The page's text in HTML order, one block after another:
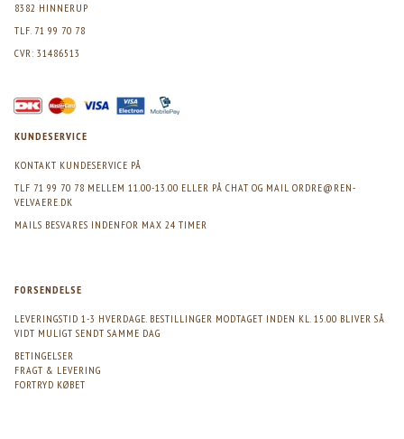
8382 HINNERUP
TLF. 71 99 70 78
CVR: 31486513
KUNDESERVICE
KONTAKT KUNDESERVICE PÅ
TLF 71 99 70 78 MELLEM 11.00-13.00 ELLER PÅ CHAT OG MAIL ORDRE@REN-
VELVAERE.DK
MAILS BESVARES INDENFOR MAX 24 TIMER
FORSENDELSE
LEVERINGSTID 1-3 HVERDAGE. BESTILLINGER MODTAGET INDEN KL. 15.00 BLIVER SÅ
VIDT MULIGT SENDT SAMME DAG
BETINGELSER
FRAGT & LEVERING
FORTRYD KØBET